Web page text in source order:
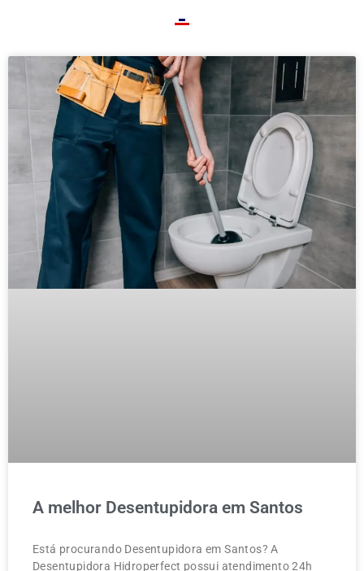
A melhor Desentupidora em Santos
Está procurando Desentupidora em Santos? A
Desentupidora Hidroperfect possui atendimento 24h